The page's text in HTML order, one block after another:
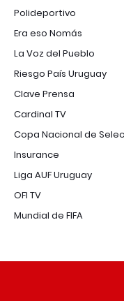
Polideportivo
Era eso Nomás
La Voz del Pueblo
Riesgo País Uruguay
Clave Prensa
Cardinal TV
Copa Nacional de
Insurance
Liga AUF Uruguay
OFI TV
Mundial de FIFA